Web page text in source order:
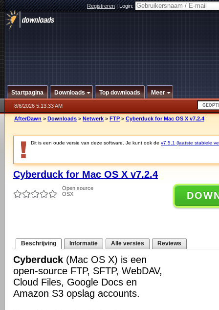
Registreren|Login:
Startpagina Downloads Top downloads Meer
8/6/2026 5:13:33 AM
AfterDawn > Downloads > Netwerk > FTP > Cyberduck for Mac OS X v7.2.4
Dit is een oude versie van deze software. Je kunt ook de v7.5.1 (laatste stabiele
Cyberduck for Mac OS X v7.2.4
Open source
OSX
Beschrijving Informatie Alle versies Reviews
Cyberduck (Mac OS X) is een
open-source FTP, SFTP, WebDAV,
Cloud Files, Google Docs en
Amazon S3 opslag accounts.